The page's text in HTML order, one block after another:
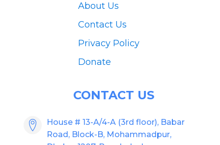
About Us
Contact Us
Privacy Policy
Donate
CONTACT US
House # 13-A/4-A (3rd floor), Babar
Road, Block-B, Mohammadpur,